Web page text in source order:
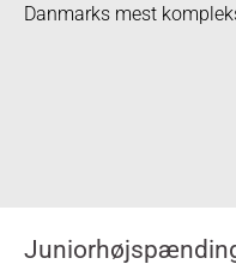
Danmarks mest